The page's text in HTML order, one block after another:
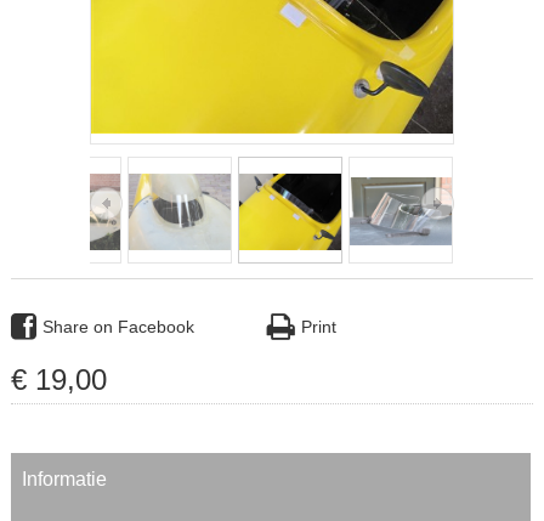
Share on Facebook Print
€ 19,00
Informatie